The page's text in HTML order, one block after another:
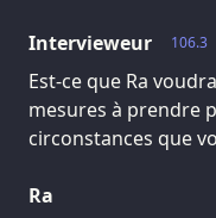
106.3
Intervieweur
Est-ce que Ra
mesures à prendre
circonstances que
Ra